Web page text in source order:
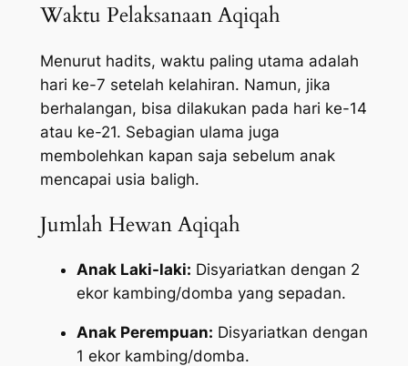
Waktu Pelaksanaan Aqiqah
Menurut hadits, waktu paling utama adalah
hari ke-7 setelah kelahiran. Namun, jika
berhalangan, bisa dilakukan pada hari ke-14
atau ke-21. Sebagian ulama juga
membolehkan kapan saja sebelum anak
mencapai usia baligh.
Jumlah Hewan Aqiqah
Anak Laki-laki: Disyariatkan dengan 2
ekor kambing/domba yang sepadan.
Anak Perempuan: Disyariatkan dengan
1 ekor kambing/domba.